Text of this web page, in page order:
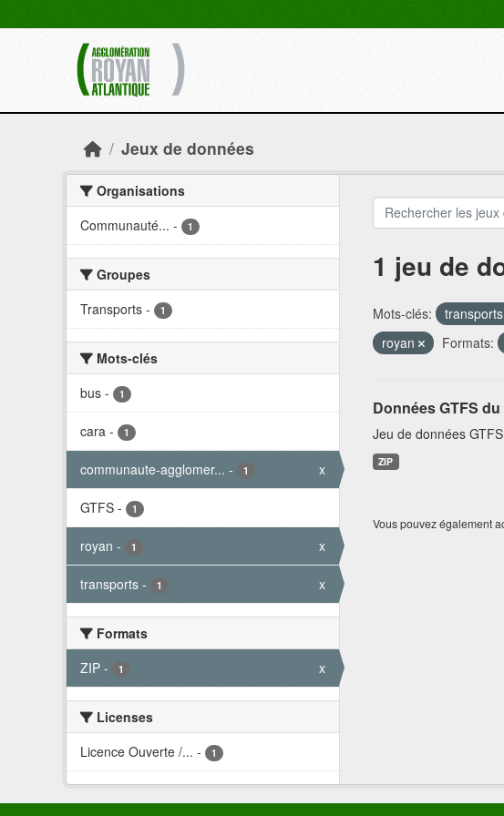
Jeux de données
Organisations
Communauté... - 1
Groupes
Transports - 1
Mots-clés
bus - 1
cara - 1
communaute-agglomer... - 1 x
GTFS - 1
royan - 1 x
transports - 1 x
Formats
ZIP - 1 x
Licenses
Licence Ouverte /... - 1
1 jeu de
Mots-clés: transports
royan
Formats:
Données GTFS
Jeu de données
ZIP
Vous pouvez également